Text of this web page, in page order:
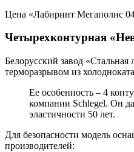
Цена «Лабиринт Мегаполис
Четырехконтурная
Белорусский завод «Стальная
терморазрывом из
Ее особенность – 4
компании Schlegel. Он
эластичности 50 лет.
Для безопасности модель
производителей: